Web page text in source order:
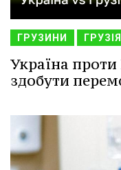
ГРУЗИНИ
Україна
здобути